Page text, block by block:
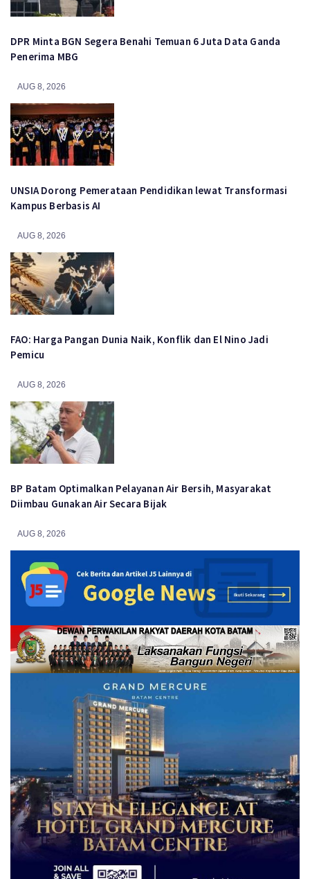
DPR Minta BGN Segera Benahi Temuan 6 Juta Data Ganda
Penerima MBG
AUG 8, 2026
UNSIA Dorong Pemerataan Pendidikan lewat Transformasi
Kampus Berbasis AI
AUG 8, 2026
FAO: Harga Pangan Dunia Naik, Konflik dan El Nino Jadi
Pemicu
AUG 8, 2026
BP Batam Optimalkan Pelayanan Air Bersih, Masyarakat
Diimbau Gunakan Air Secara Bijak
AUG 8, 2026